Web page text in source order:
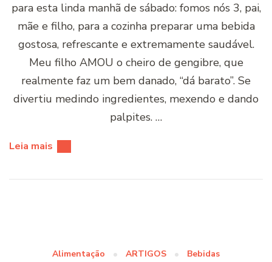
para esta linda manhã de sábado: fomos nós 3, pai,
mãe e filho, para a cozinha preparar uma bebida
gostosa, refrescante e extremamente saudável.
Meu filho AMOU o cheiro de gengibre, que
realmente faz um bem danado, “dá barato”. Se
divertiu medindo ingredientes, mexendo e dando
palpites. …
Leia mais
Alimentação ARTIGOS Bebidas